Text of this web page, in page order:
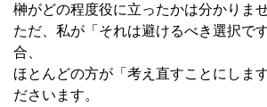
榊がどの程度役に立ったかは分かりませ
ただ、私が「それは避けるべき選択で
合、
ほとんどの方が「考え直すことにしま
ださいます。